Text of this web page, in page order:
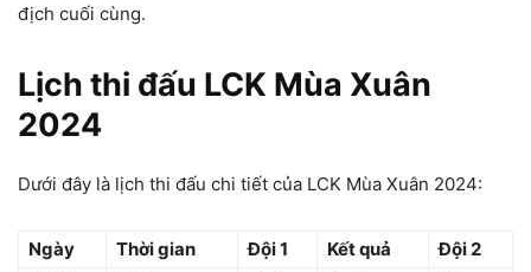
địch cuối cùng.
Lịch thi đấu LCK Mùa Xuân
2024
Dưới đây là lịch thi đấu chi tiết của LCK Mùa Xuân 2024:
Ngày Thời gian Đội 1 Kết quả
Đội 2